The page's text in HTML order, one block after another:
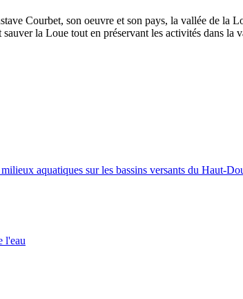
Courbet, son oeuvre et son pays, la vallée de la
la Loue tout en préservant les activités dans
aquatiques sur les bassins versants du Haut-
l'eau